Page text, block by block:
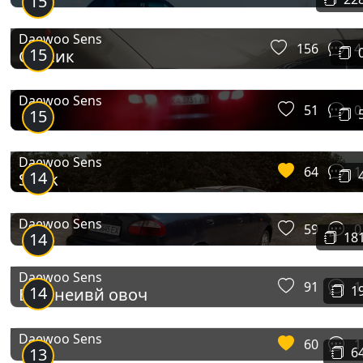
15
Daewoo Sens
Сексик 156 4
15
Daewoo Sens
ᅠ 51 0
14
Daewoo Sens
Sexik 64 1
14
Daewoo Sens 59 0
14
Daewoo Sens
Вишнеивй овоч 91 1
13
Daewoo Sens 60 1